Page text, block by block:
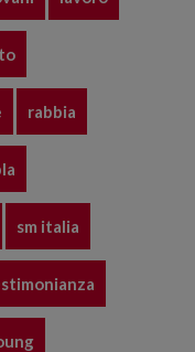
rabbia
sm italia